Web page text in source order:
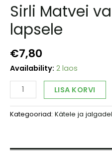
Sirli Matvei
lapsele
€7,80
Availability: 2 laos
Matvei
valged
sokid
LISA KORVI
Alternative:
Kategooriad: Kätele ja